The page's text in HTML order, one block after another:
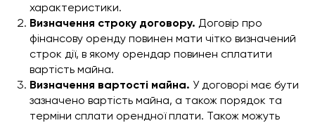
характеристики.
Визначення строку договору. Договір про
фінансову оренду повинен мати чітко визначений
строк дії, в якому орендар повинен сплатити
вартість майна.
Визначення вартості майна. У договорі має бути
зазначено вартість майна, а також порядок та
терміни сплати орендної плати. Також можуть